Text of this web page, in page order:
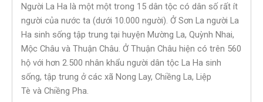
Người La Ha là một một trong 15 dân tộc có dân số rất ít
người của nước ta (dưới 10.000 người). Ở Sơn La người La
Ha sinh sống tập trung tại huyện Mường La, Quỳnh Nhai,
Mộc Châu và Thuận Châu. Ở Thuận Châu hiện có trên 560
hộ với hơn 2.500 nhân khẩu người dân tộc La Ha sinh
sống, tập trung ở các xã Nong Lay, Chiềng La, Liệp
Tè và Chiềng Pha.